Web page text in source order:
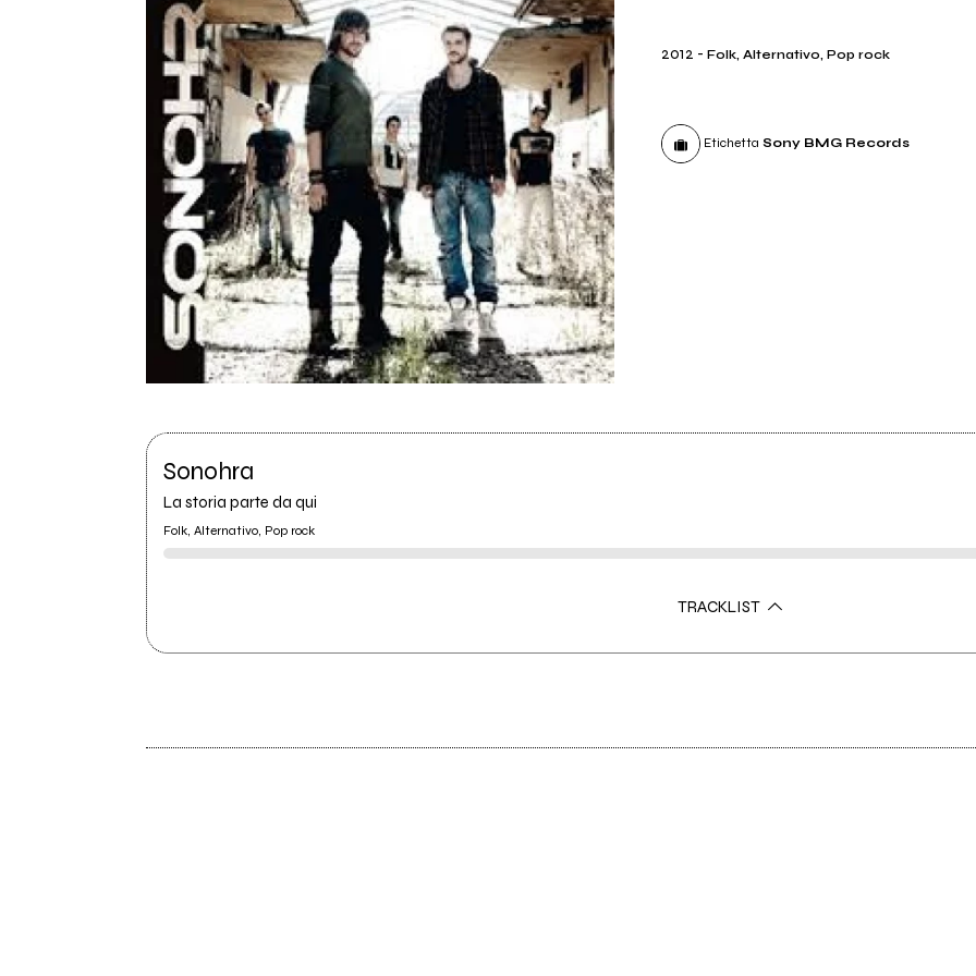
2012 -Folk, Alternativo, Pop rock
Etichetta Sony BMG Records
Sonohra
La storia parte da qui
Folk, Alternativo, Pop rock
TRACKLIST